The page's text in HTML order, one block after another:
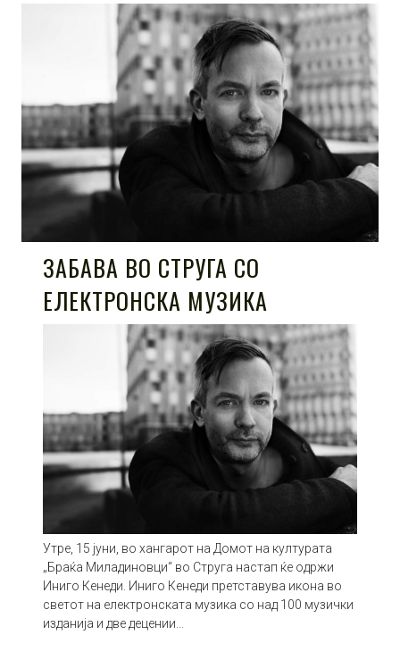
ЗАБАВА ВО СТРУГА СО
ЕЛЕКТРОНСКА МУЗИКА
Утре, 15 јуни, во хангарот на Домот на културата
„Браќа Миладиновци“ во Струга настап ќе одржи
Иниго Кенеди. Иниго Кенеди претставува икона во
светот на електронската музика со над 100 музички
изданија и две децении…